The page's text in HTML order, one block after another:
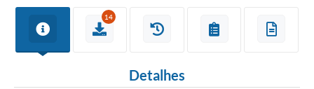
14
Detalhes